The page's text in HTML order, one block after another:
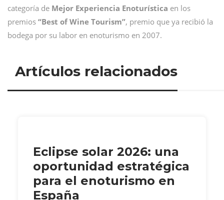
categoría de Mejor Experiencia Enoturística en los
premios “Best of Wine Tourism”, premio que ya recibió la
bodega por su labor en enoturismo en 2007.
Artículos relacionados
Eclipse solar 2026: una
oportunidad estratégica
para el enoturismo en
España